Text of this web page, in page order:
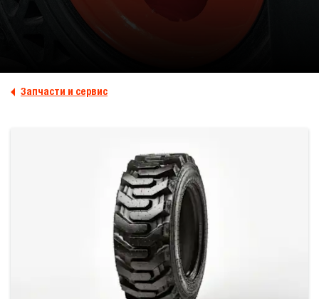
Запчасти и сервис